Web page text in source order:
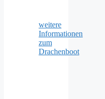
weitere
Informationen
zum
Drachenboot